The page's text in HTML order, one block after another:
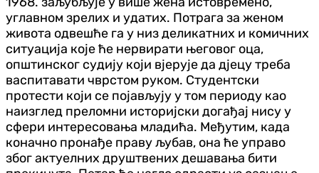
углавном зрелих и удатих. Потрага за женом
живота одвешће га у низ деликатних и комичних
ситуација које ће нервирати његовог оца,
општинског судију који вјерује да дјецу треба
васпитавати чврстом руком. Студентски
протести који се појављују у том периоду као
наизглед преломни историјски догађај нису у
сфери интересовања младића. Међутим, када
коначно пронађе праву љубав, она ће управо
због актуелних друштвених дешавања бити